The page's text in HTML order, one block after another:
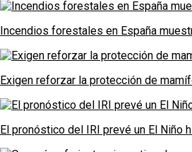
Incendios forestales en España
Exigen reforzar la protección de
El pronóstico del IRI prevé un El Niño